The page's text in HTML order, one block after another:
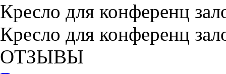
Кресло для конференц
Кресло для конференц
ОТЗЫВЫ